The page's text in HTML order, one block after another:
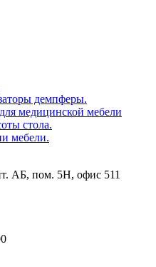
демпферы.
медицинской мебели
стола.
мебели.
АБ, пом. 5Н, офис 511